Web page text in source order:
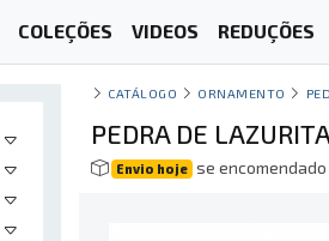
COLEÇÕES VIDEOS REDUÇÕES
CATÁLOGO ORNAMENTO
PEDRA DE
Envio hoje se encomendado